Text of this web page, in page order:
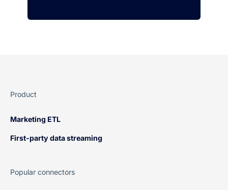
Product
Marketing ETL
First-party data streaming
Popular connectors